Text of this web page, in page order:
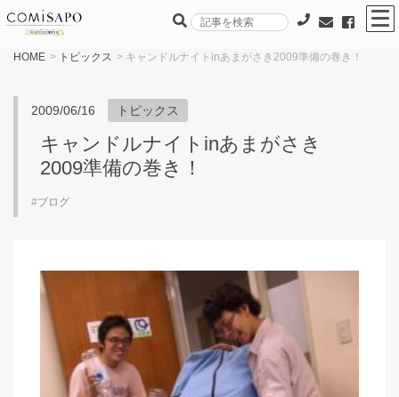
HOME > トピックス > キャンドルナイトinあまがさき2009準備の巻き！
2009/06/16 トピックス
キャンドルナイトinあまがさき
2009準備の巻き！
#ブログ